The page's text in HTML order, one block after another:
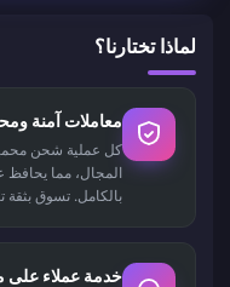
لماذا تختارنا؟
معاملات آمنة
كل عملية شحن
المجال، مما يحافظ
بالكامل. تسوق بثقة تامة —
خدمة عملاء على